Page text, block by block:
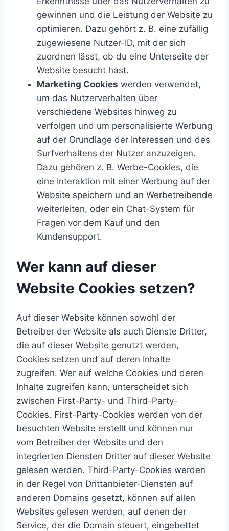
gewinnen und die Leistung der Website zu
optimieren. Dazu gehört z. B. eine zufällig
zugewiesene Nutzer-ID, mit der sich
zuordnen lässt, ob du eine Unterseite der
Website besucht hast.
Marketing Cookies werden verwendet,
um das Nutzerverhalten über
verschiedene Websites hinweg zu
verfolgen und um personalisierte Werbung
auf der Grundlage der Interessen und des
Surfverhaltens der Nutzer anzuzeigen.
Dazu gehören z. B. Werbe-Cookies, die
eine Interaktion mit einer Werbung auf der
Website speichern und an Werbetreibende
weiterleiten, oder ein Chat-System für
Fragen vor dem Kauf und den
Kundensupport.
Wer kann auf dieser
Website Cookies setzen?
Auf dieser Website können sowohl der
Betreiber der Website als auch Dienste Dritter,
die auf dieser Website genutzt werden,
Cookies setzen und auf deren Inhalte
zugreifen. Wer auf welche Cookies und deren
Inhalte zugreifen kann, unterscheidet sich
zwischen First-Party- und Third-Party-
Cookies. First-Party-Cookies werden von der
besuchten Website erstellt und können nur
vom Betreiber der Website und den
integrierten Diensten Dritter auf dieser Website
gelesen werden. Third-Party-Cookies werden
in der Regel von Drittanbieter-Diensten auf
anderen Domains gesetzt, können auf allen
Websites gelesen werden, auf denen der
Service, der die Domain steuert, eingebettet